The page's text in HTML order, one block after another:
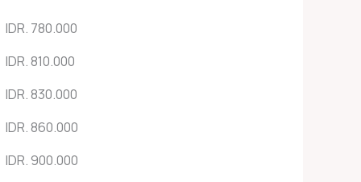
IDR. 780.000
IDR. 810.000
IDR. 830.000
IDR. 860.000
IDR. 900.000